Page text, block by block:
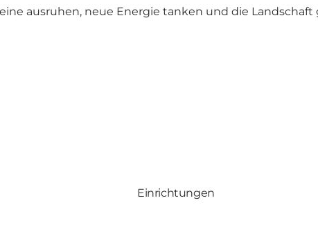
ausruhen, neue Energie tanken und die
Einrichtungen